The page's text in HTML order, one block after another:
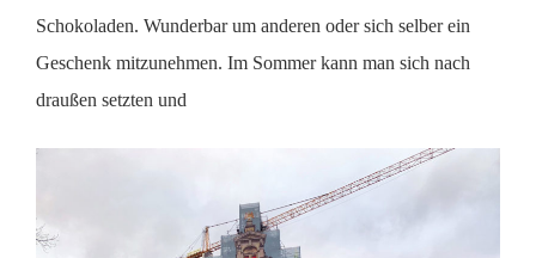
Schokoladen. Wunderbar um anderen oder sich selber ein
Geschenk mitzunehmen. Im Sommer kann man sich nach
draußen setzten und